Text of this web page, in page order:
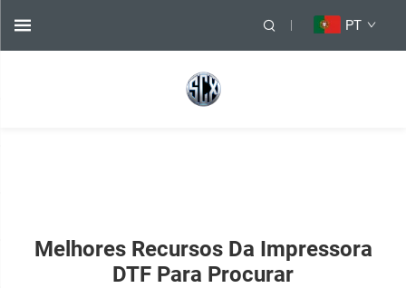
PT
Melhores Recursos Da Impressora
DTF Para Procurar